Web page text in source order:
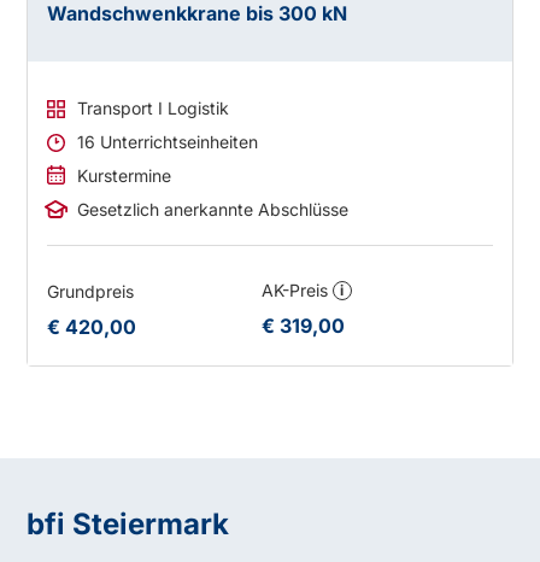
Wandschwenkkrane bis 300 kN
Transport I Logistik
16 Unterrichtseinheiten
Kurstermine
Gesetzlich anerkannte Abschlüsse
Grundpreis
€ 420,00
AK-Preis i
€ 319,00
bfi Steiermark